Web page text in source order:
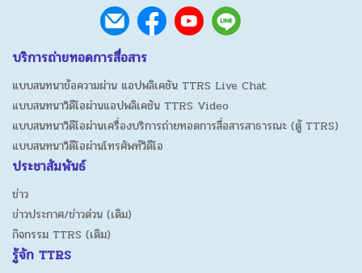
บริการถ่ายทอดการสื่อสาร
แบบสนทนาข้อความผ่าน แอปพลิเคชัน TTRS Live Chat
แบบสนทนาวิดีโอผ่านแอปพลิเคชัน TTRS Video
แบบสนทนาวิดีโอผ่านเครื่องบริการถ่ายทอดการสื่อสารสาธารณะ (ตู้ TTRS)
แบบสนทนาวิดีโอผ่านโทรศัพท์วิดีโอ
ประชาสัมพันธ์
ข่าว
ข่าวประกาศ/ข่าวด่วน (เดิม)
กิจกรรม TTRS (เดิม)
รู้จัก TTRS